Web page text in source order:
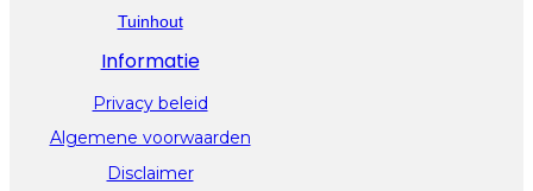
Tuinhout
Informatie
Privacy beleid
Algemene voorwaarden
Disclaimer